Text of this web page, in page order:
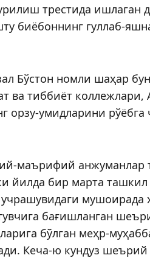
трестида ишлаган
биёбоннинг гуллаб-
Бўстон номли шаҳар
ва тиббиёт
орзу-умидларини
маърифий анжуманлар
йилда бир марта
учрашувидаги
бағишланган
бўлган меҳр-
Кеча-ю кундуз